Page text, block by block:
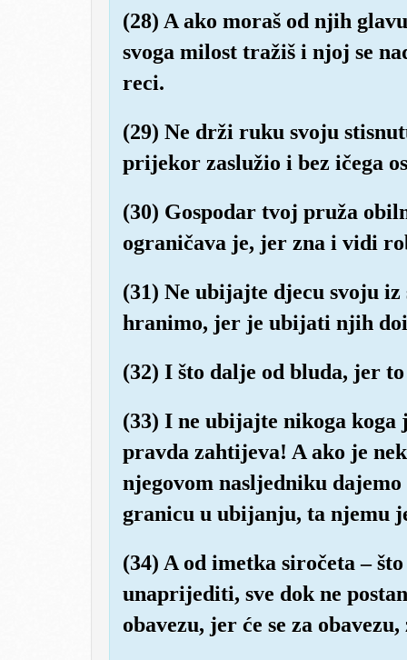
(28) A ako moraš od njih
svoga milost tražiš i njoj se
reci.
(29) Ne drži ruku svoju
prijekor zaslužio i bez ičega
(30) Gospodar tvoj pruža
ograničava je, jer zna i vidi
(31) Ne ubijajte djecu svoju
hranimo, jer je ubijati njih
(32) I što dalje od bluda, jer
(33) I ne ubijajte nikoga
pravda zahtijeva! A ako je
njegovom nasljedniku
granicu u ubijanju, ta njemu
(34) A od imetka siročeta –
unaprijediti, sve dok ne
obavezu, jer će se za